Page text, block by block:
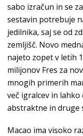
sabo izračun in se
sestavin potrebuje
jedilnika, saj se od
zemljišč. Novo
najeto zopet v letih
milijonov Fres za
mnogih primerih
več igralcev in
abstraktne in druge
Macao ima visoko